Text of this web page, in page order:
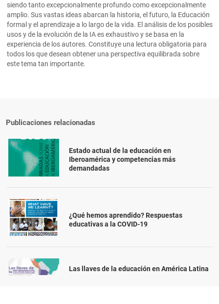
siendo tanto excepcionalmente profundo como excepcionalmente
amplio. Sus vastas ideas abarcan la historia, el futuro, la Educación
formal y el aprendizaje a lo largo de la vida. El análisis de los posibles
usos y de la evolución de la IA es exhaustivo y se basa en la
experiencia de los autores. Constituye una lectura obligatoria para
todos los que desean obtener una perspectiva equilibrada sobre
este tema tan importante.
Publicaciones relacionadas
Estado actual de la educación en
Iberoamérica y competencias más
demandadas
¿Qué hemos aprendido? Respuestas
educativas a la COVID-19
Las llaves de la educación en América Latina